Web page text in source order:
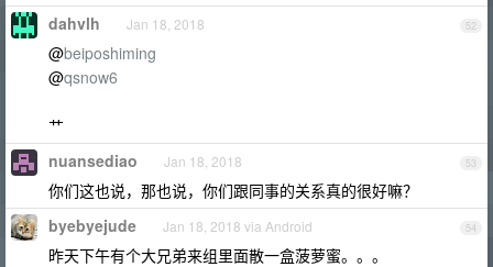
52
dahvlh Jan 18, 2018
@beiposhiming
@qsnow6
艹
53
nuansediao Jan 18, 2018
你们这也说，那也说，你们跟同事的关系真的很好嘛？
54
byebyejude Jan 18, 2018 via Android
昨天下午有个大兄弟来组里面散一盒菠萝蜜。。。